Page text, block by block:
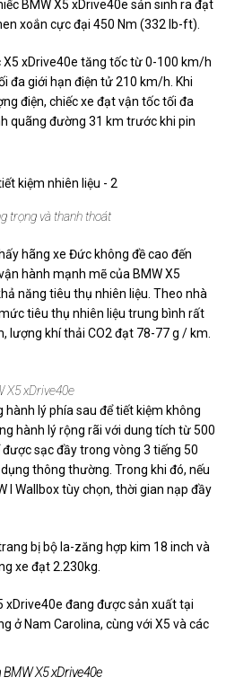
BMW X5 xDrive40e sản sinh ra đạt
xoắn cực đại 450 Nm (332 lb-ft).
xDrive40e tăng tốc từ 0-100 km/h
đa giới hạn điện tử 210 km/h. Khi
điện, chiếc xe đạt vận tốc tối đa
quãng đường 31 km trước khi pin
trọng và thanh thoát
hãng xe Đức không đề cao đến
hành mạnh mẽ của BMW X5
năng tiêu thụ nhiên liệu. Theo nhà
tiêu thụ nhiên liệu trung bình rất
khí thải CO2 đạt 78-77 g / km.
X5 xDrive40e
lý phía sau để tiết kiệm không
hành lý rộng rãi với dung tích từ 500
sạc đầy trong vòng 3 tiếng 50
thông thường. Trong khi đó, nếu
I Wallbox tùy chọn, thời gian nạp đầy
bị bộ la-zăng hợp kim 18 inch và
xe đạt 2.230kg.
xDrive40e đang được sản xuất tại
ở Nam Carolina, cùng với X5 và các
BMW X5 xDrive40e